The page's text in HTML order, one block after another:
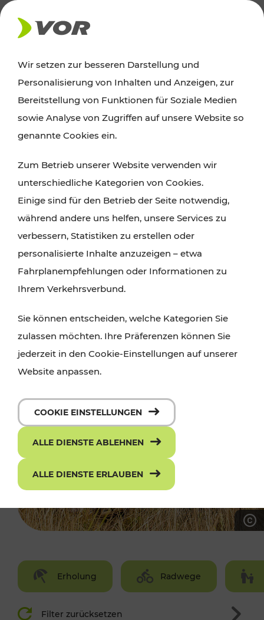
AKTUELLES
Ausflugstipps
Wien, Niederösterreich und das Burgenland
Wanderungen, Kultur und Gastronomie,
Radtouren oder purer Naturgenuss – viele
Attraktionen sind mit den Ticket- und Fahrplan-
Angeboten des VOR gut und schnell erreichbar.
Erholung Radwege
Filter zurücksetzen
Wir setzen zur besseren Darstellung und
Personalisierung von Inhalten und Anzeigen, zur
Bereitstellung von Funktionen für Soziale Medien
sowie Analyse von Zugriffen auf unsere Website so
genannte Cookies ein.
Zum Betrieb unserer Website verwenden wir
unterschiedliche Kategorien von Cookies.
Einige sind für den Betrieb der Seite notwendig,
während andere uns helfen, unsere Services zu
verbessern, Statistiken zu erstellen oder
personalisierte Inhalte anzuzeigen – etwa
Fahrplanempfehlungen oder Informationen zu
Ihrem Verkehrsverbund.
Sie können entscheiden, welche Kategorien Sie
zulassen möchten. Ihre Präferenzen können Sie
jederzeit in den Cookie-Einstellungen auf unserer
Website anpassen.
COOKIE EINSTELLUNGEN
ALLE DIENSTE ABLEHNEN
ALLE DIENSTE ERLAUBEN